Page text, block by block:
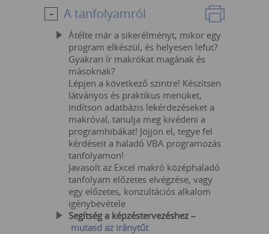
A tanfolyamról
Átélte már a sikerélményt, mikor egy
program elkészül, és helyesen lefut?
Gyakran ír makrókat magának és
másoknak?
Lépjen a következő szintre! Készítsen
látványos és praktikus menüket,
indítson adatbázis lekérdezéseket a
makróval, tanulja meg kivédeni a
programhibákat! Jöjjön el, tegye fel
kérdéseit a haladó VBA programozás
tanfolyamon!
Javasolt az Excel makró középhaladó
tanfolyam előzetes elvégzése, vagy
egy előzetes, konzultációs alkalom
igénybevétele
Segítség a képzéstervezéshez –
mutasd az iránytűt